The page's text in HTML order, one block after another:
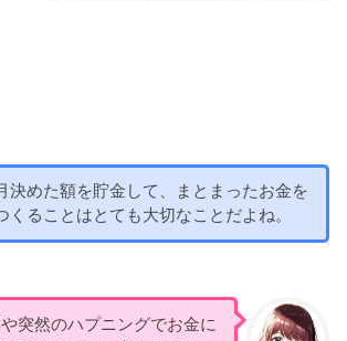
決めた額を貯金して、まとまったお金を
くることはとても大切なことだよね。
突然のハプニングでお金に